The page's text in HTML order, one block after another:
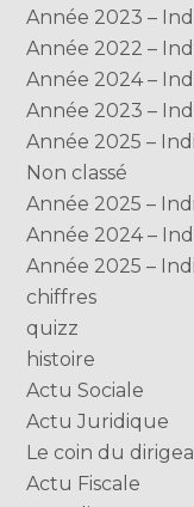
Année 2023 –
Année 2022 –
Année 2024 –
Année 2023 –
Année 2025 –
Non classé
Année 2025 –
Année 2024 –
Année 2025 –
chiffres
quizz
histoire
Actu Sociale
Actu Juridique
Le coin du
Actu Fiscale